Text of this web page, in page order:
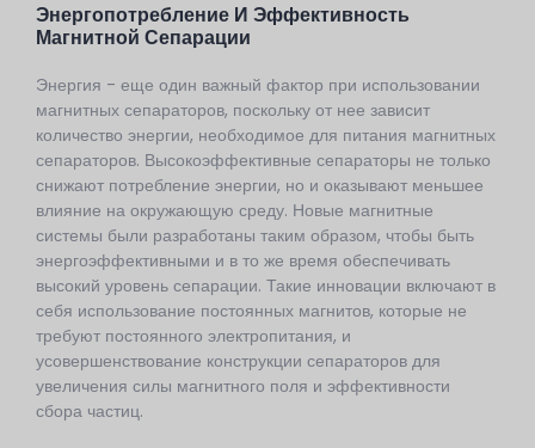
Энергопотребление И Эффективность
Магнитной Сепарации
Энергия - еще один важный фактор при использовании
магнитных сепараторов, поскольку от нее зависит
количество энергии, необходимое для питания магнитных
сепараторов. Высокоэффективные сепараторы не только
снижают потребление энергии, но и оказывают меньшее
влияние на окружающую среду. Новые магнитные
системы были разработаны таким образом, чтобы быть
энергоэффективными и в то же время обеспечивать
высокий уровень сепарации. Такие инновации включают в
себя использование постоянных магнитов, которые не
требуют постоянного электропитания, и
усовершенствование конструкции сепараторов для
увеличения силы магнитного поля и эффективности
сбора частиц.